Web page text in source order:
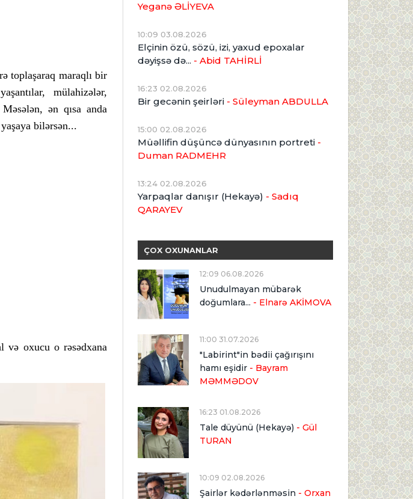
toplaşaraq maraqlı bir
mülahizələr,
ən qısa anda
bilərsən...
və oxucu o rəsədxana
Yeganə ƏLİYEVA
10:09 03.08.2026
Elçinin özü, sözü, izi, yaxud epoxalar
dəyişsə də... - Abid TAHİRLİ
16:23 02.08.2026
Bir gecənin şeirləri - Süleyman ABDULLA
15:00 02.08.2026
Müəllifin düşüncə dünyasının portreti -
Duman RADMEHR
13:24 02.08.2026
Yarpaqlar danışır (Hekayə) - Sadıq
QARAYEV
ÇOX OXUNANLAR
12:09 06.08.2026
Unudulmayan mübarək
doğumlara... - Elnarə AKİMOVA
11:00 31.07.2026
"Labirint"in bədii çağırışını
hamı eşidir - Bayram
MƏMMƏDOV
16:23 01.08.2026
Tale düyünü (Hekayə) - Gül
TURAN
10:09 02.08.2026
Şairlər kədərlənməsin - Orxan